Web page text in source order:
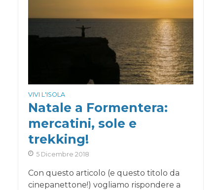
VIVI L'ISOLA
Natale a Formentera:
mercatini, sole e
trekking!
5 Dicembre 2018
Con questo articolo (e questo titolo da
cinepanettone!) vogliamo rispondere a